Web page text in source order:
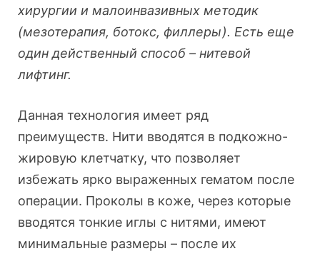
хирургии и малоинвазивных методик
(мезотерапия, ботокс, филлеры). Есть еще
один действенный способ – нитевой
лифтинг.
Данная технология имеет ряд
преимуществ. Нити вводятся в подкожно-
жировую клетчатку, что позволяет
избежать ярко выраженных гематом после
операции. Проколы в коже, через которые
вводятся тонкие иглы с нитями, имеют
минимальные размеры – после их